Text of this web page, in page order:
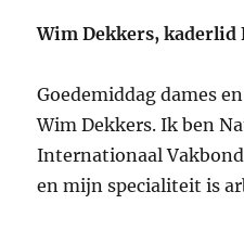
Wim Dekkers, kaderlid
Goedemiddag dames
Wim Dekkers. Ik ben
Internationaal
en mijn specialiteit is